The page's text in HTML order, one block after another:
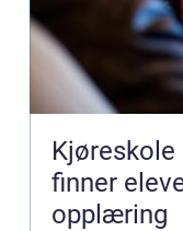
finner
opplæring